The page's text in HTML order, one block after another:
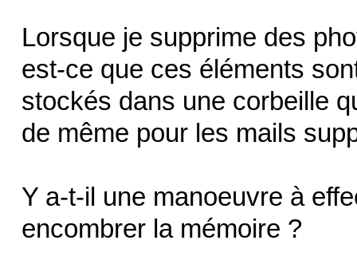
Lorsque je supprime des
est-ce que ces éléments
stockés dans une corbeille
de même pour les mails
Y a-t-il une manoeuvre à
encombrer la mémoire ?